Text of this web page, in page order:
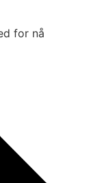
for nå